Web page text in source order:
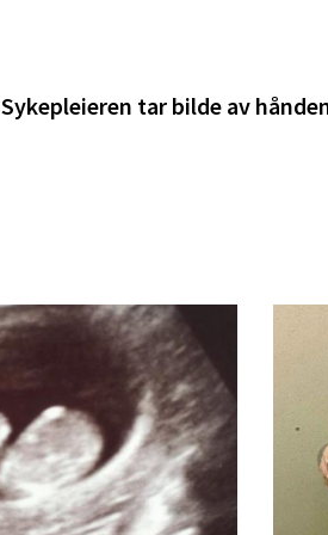
Sykepleieren tar bilde av